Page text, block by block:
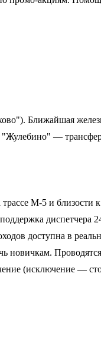
Ближайшая
—
М-5 и близости
диспетчера
доступна в
новичкам.
(исключение —